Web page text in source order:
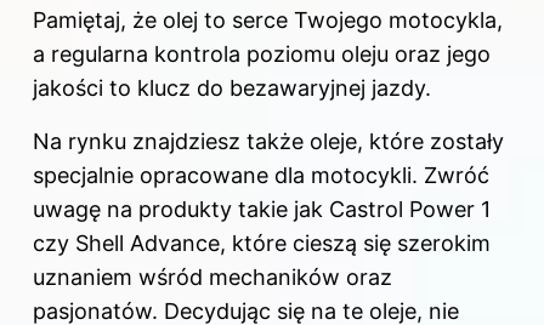
Pamiętaj, że olej to serce Twojego motocykla,
a regularna kontrola poziomu oleju oraz jego
jakości to klucz do bezawaryjnej jazdy.
Na rynku znajdziesz także oleje, które zostały
specjalnie opracowane dla motocykli. Zwróć
uwagę na produkty takie jak Castrol Power 1
czy Shell Advance, które cieszą się szerokim
uznaniem wśród mechaników oraz
pasjonatów. Decydując się na te oleje, nie